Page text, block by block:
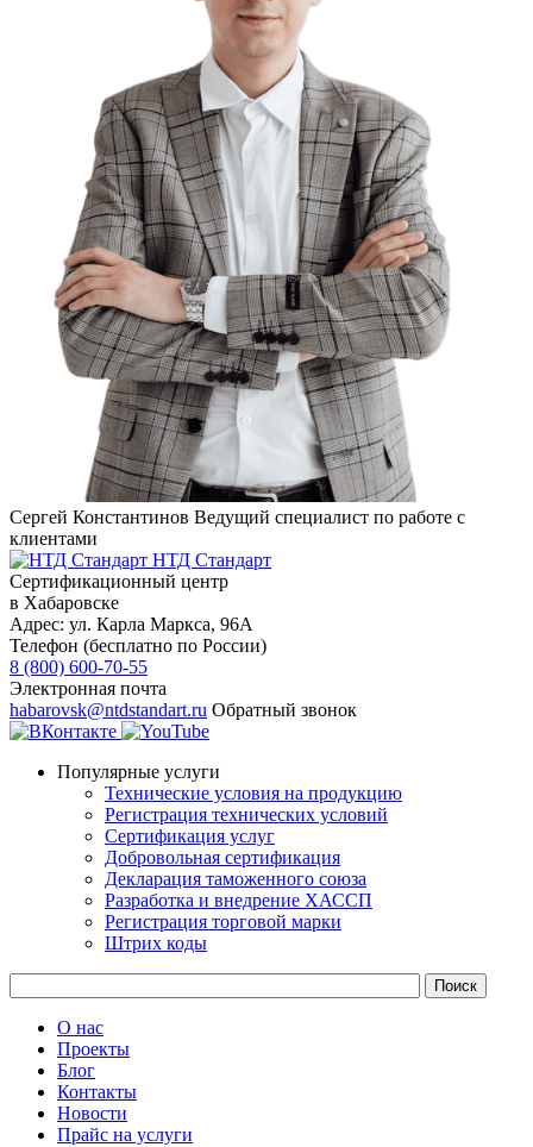
Сергей Константинов Ведущий специалист по работе с
клиентами
НТД Стандарт
Сертификационный центр
в Хабаровске
Адрес: ул. Карла Маркса, 96А
Телефон (бесплатно по России)
8 (800) 600-70-55
Электронная почта
habarovsk@ntdstandart.ru Обратный звонок
Популярные услуги
Технические условия на продукцию
Регистрация технических условий
Сертификация услуг
Добровольная сертификация
Декларация таможенного союза
Разработка и внедрение ХАССП
Регистрация торговой марки
Штрих коды
О нас
Проекты
Блог
Контакты
Новости
Прайс на услуги